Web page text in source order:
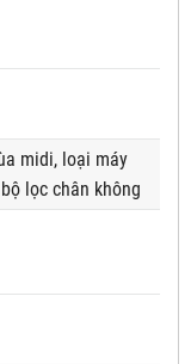
midi, loại máy
lọc chân không